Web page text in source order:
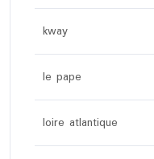
kway
le pape
loire atlantique